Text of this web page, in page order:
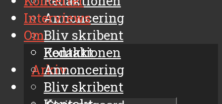
Annoncering
Bliv skribent
Kontakt
Arkiv
Interviews
Om
Redaktionen
Annoncering
Bliv skribent